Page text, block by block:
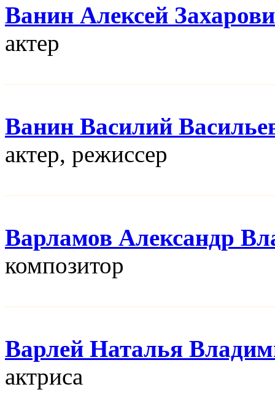
Ванин Алексей
актер
Ванин Василий
актер, режисcер
Варламов Александр
композитор
Варлей Наталья
актриса